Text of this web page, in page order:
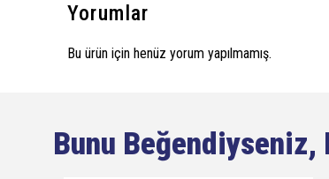
Yorumlar
Bu ürün için henüz yorum yapılmamış.
Bunu Beğendiyseniz,